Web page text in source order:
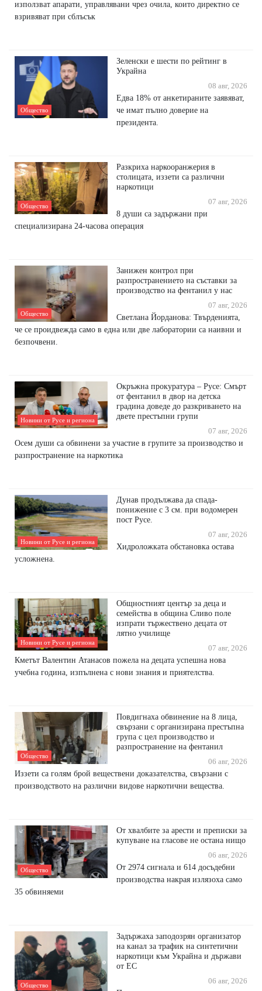
използват апарати, управлявани чрез очила, които директно се
взривяват при сблъсък
Общество
Зеленски е шести по рейтинг в
Украйна
08 авг, 2026
Едва 18% от анкетираните заявяват,
че имат пълно доверие на
президента.
Общество
Разкриха наркооранжерия в
столицата, иззети са различни
наркотици
07 авг, 2026
8 души са задържани при
специализирана 24-часова операция
Общество
Занижен контрол при
разпространението на съставки за
производство на фентанил у нас
07 авг, 2026
Светлана Йорданова: Твърденията,
че се проидвежда само в една или две лаборатории са наивни и
безпочвени.
Новини от Русе и региона
Окръжна прокуратура – Русе: Смърт
от фентанил в двор на детска
градина доведе до разкриването на
двете престъпни групи
07 авг, 2026
Осем души са обвинени за участие в групите за производство и
разпространение на наркотика
Новини от Русе и региона
Дунав продължава да спада-
понижение с 3 см. при водомерен
пост Русе.
07 авг, 2026
Хидроложката обстановка остава
усложнена.
Новини от Русе и региона
Общностният център за деца и
семейства в община Сливо поле
изпрати тържествено децата от
лятно училище
07 авг, 2026
Кметът Валентин Атанасов пожела на децата успешна нова
учебна година, изпълнена с нови знания и приятелства.
Общество
Повдигнаха обвинение на 8 лица,
свързани с организирана престъпна
група с цел производство и
разпространение на фентанил
06 авг, 2026
Иззети са голям брой веществени доказателства, свързани с
производството на различни видове наркотични вещества.
Общество
От хвалбите за арести и преписки за
купуване на гласове не остана нищо
06 авг, 2026
От 2974 сигнала и 614 досъдебни
производства накрая излязоха само
35 обвиняеми
Общество
Задържаха заподозрян организатор
на канал за трафик на синтетични
наркотици към Украйна и държави
от ЕС
06 авг, 2026